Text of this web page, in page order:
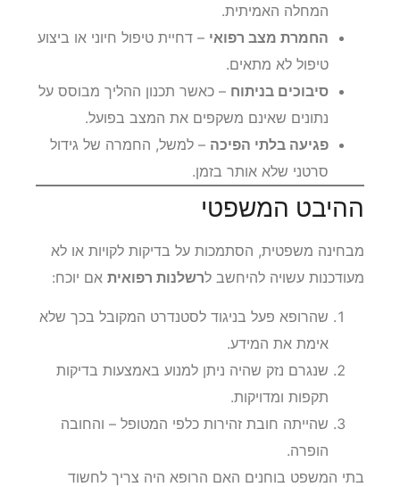
המחלה האמיתית.
החמרת מצב רפואי – דחיית טיפול חיוני או ביצוע
טיפול לא מתאים.
סיבוכים בניתוח – כאשר תכנון ההליך מבוסס על
נתונים שאינם משקפים את המצב בפועל.
פגיעה בלתי הפיכה – למשל, החמרה של גידול
סרטני שלא אותר בזמן.
ההיבט המשפטי
מבחינה משפטית, הסתמכות על בדיקות לקויות או לא
מעודכנות עשויה להיחשב לרשלנות רפואית אם יוכח:
שהרופא פעל בניגוד לסטנדרט המקובל בכך שלא
אימת את המידע.
שנגרם נזק שהיה ניתן למנוע באמצעות בדיקות
תקפות ומדויקות.
שהייתה חובת זהירות כלפי המטופל – והחובה
הופרה.
בתי המשפט בוחנים האם הרופא היה צריך לחשוד